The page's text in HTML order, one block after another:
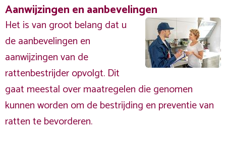
Aanwijzingen en aanbevelingen
Het is van groot belang dat u
de aanbevelingen en
aanwijzingen van de
rattenbestrijder opvolgt. Dit
gaat meestal over maatregelen die genomen
kunnen worden om de bestrijding en preventie van
ratten te bevorderen.